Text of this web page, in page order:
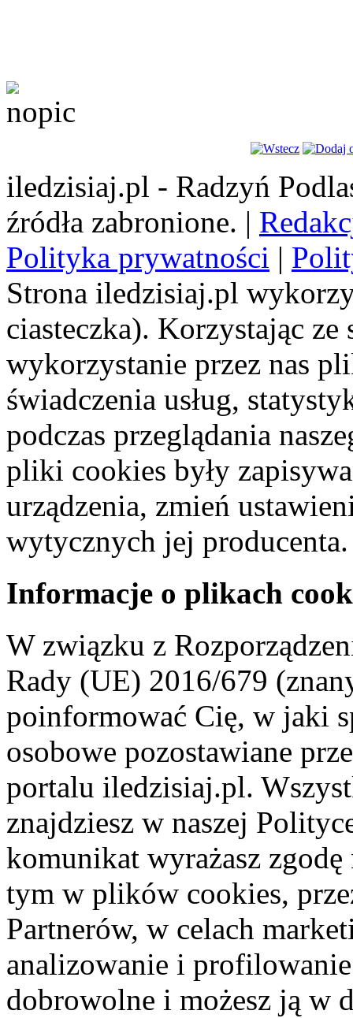
iledzisiaj.pl - Radzyń
źródła zabronione. |
Polityka prywatności |
Strona iledzisiaj.pl
ciasteczka). Korzystając
wykorzystanie przez nas
świadczenia usług,
podczas przeglądania
pliki cookies były
urządzenia, zmień
wytycznych jej producenta.
Informacje o plikach
W związku z
Rady (UE) 2016/679
poinformować Cię, w jaki
osobowe pozostawiane
portalu iledzisiaj.pl.
znajdziesz w naszej
komunikat wyrażasz
tym w plików cookies,
Partnerów, w celach
analizowanie i
dobrowolne i możesz ją w